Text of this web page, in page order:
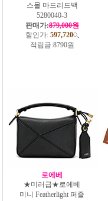
스몰 마드리드백
5280040-3
판매가:879,000원
할인가: 597,720
적립금:8790원
로에베
★미러급★로에베
미니 Featherlight 퍼즐